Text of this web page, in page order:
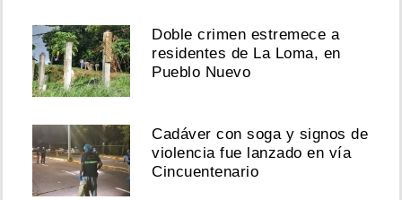
Doble crimen estremece a
residentes de La Loma, en
Pueblo Nuevo
Cadáver con soga y signos de
violencia fue lanzado en vía
Cincuentenario